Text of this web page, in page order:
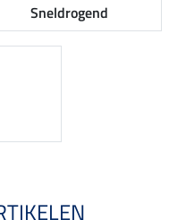
Sneldrogend